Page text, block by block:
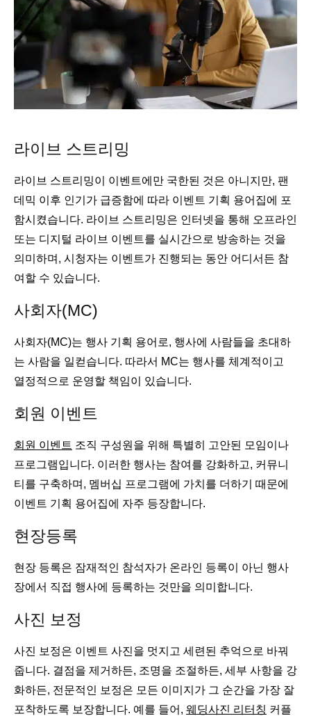
라이브 스트리밍
라이브 스트리밍이 이벤트에만 국한된 것은 아니지만, 팬
데믹 이후 인기가 급증함에 따라 이벤트 기획 용어집에 포
함시켰습니다. 라이브 스트리밍은 인터넷을 통해 오프라인
또는 디지털 라이브 이벤트를 실시간으로 방송하는 것을
의미하며, 시청자는 이벤트가 진행되는 동안 어디서든 참
여할 수 있습니다.
사회자(MC)
사회자(MC)는 행사 기획 용어로, 행사에 사람들을 초대하
는 사람을 일컫습니다. 따라서 MC는 행사를 체계적이고
열정적으로 운영할 책임이 있습니다.
회원 이벤트
회원 이벤트 조직 구성원을 위해 특별히 고안된 모임이나
프로그램입니다. 이러한 행사는 참여를 강화하고, 커뮤니
티를 구축하며, 멤버십 프로그램에 가치를 더하기 때문에
이벤트 기획 용어집에 자주 등장합니다.
현장등록
현장 등록은 잠재적인 참석자가 온라인 등록이 아닌 행사
장에서 직접 행사에 등록하는 것만을 의미합니다.
사진 보정
사진 보정은 이벤트 사진을 멋지고 세련된 추억으로 바꿔
줍니다. 결점을 제거하든, 조명을 조절하든, 세부 사항을 강
화하든, 전문적인 보정은 모든 이미지가 그 순간을 가장 잘
포착하도록 보장합니다. 예를 들어, 웨딩사진 리터칭 커플